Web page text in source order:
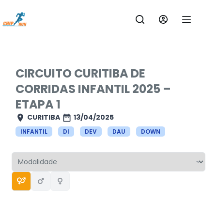
o
CIRCUITO CURITIBA DE
CORRIDAS INFANTIL 2025 –
ETAPA 1
CURITIBA 13/04/2025
INFANTIL DI DEV DAU DOWN